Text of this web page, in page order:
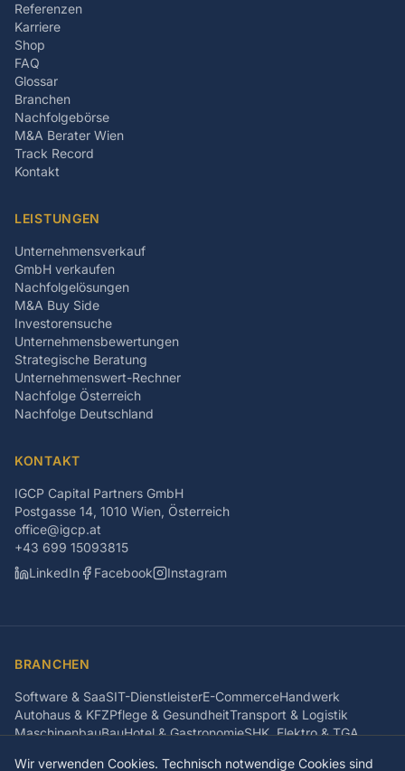
Wir verwenden Cookies. Technisch notwendige Cookies sind
Referenzen
Karriere
Shop
FAQ
Glossar
Branchen
Nachfolgebörse
M&A Berater Wien
Track Record
Kontakt
LEISTUNGEN
Unternehmensverkauf
GmbH verkaufen
Nachfolgelösungen
M&A Buy Side
Investorensuche
Unternehmensbewertungen
Strategische Beratung
Unternehmenswert-Rechner
Nachfolge Österreich
Nachfolge Deutschland
KONTAKT
IGCP Capital Partners GmbH
Postgasse 14, 1010 Wien, Österreich
office@igcp.at
+43 699 15093815
LinkedIn
Facebook Instagram
BRANCHEN
Software & SaaSIT-DienstleisterE-CommerceHandwerk
Autohaus & KFZPflege & GesundheitTransport & Logistik
MaschinenbauBauHotel & GastronomieSHK, Elektro & TGA